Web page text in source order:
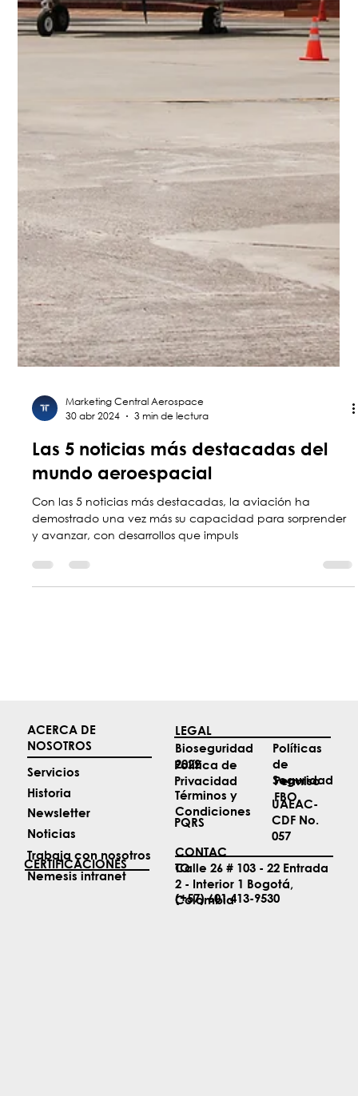
30 abr 2024
3 min de lectura
Las 5 noticias más destacadas del
mundo aeroespacial
Con las 5 noticias más destacadas, la aviación ha
Trabaja con nosotros
Noticias
Newsletter
Historia
Servicios
ACERCA DE
NOSOTROS
Nemesis intranet
LEGAL
Bioseguridad
2022
Política de
Privacidad
Términos y
Condiciones
PQRS
Políticas
de
Seguridad
Permiso
FBO
UAEAC-
CDF No.
057
CERTIFICACIONES
(+57) 601 413-9530
Calle 26 # 103 - 22 Entrada
2 - Interior 1 Bogotá,
Colombia
CONTAC
TO